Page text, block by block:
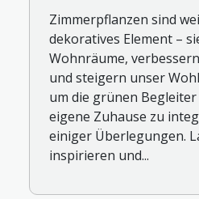
Zimmerpflanzen sind
dekoratives Element –
Wohnräume,
und steigern unser
um die grünen
eigene Zuhause zu
einiger Überlegungen.
inspirieren und...